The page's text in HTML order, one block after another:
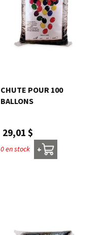
CHUTE POUR 100
BALLONS
29,01 $
0 en stock +